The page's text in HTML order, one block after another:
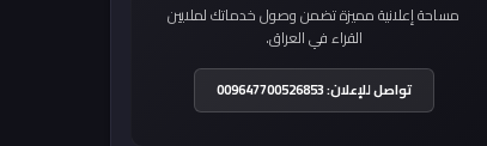
مساحة إعلانية مميزة تضمن وصول خدماتك لملايين
القراء في العراق.
تواصل للإعلان: 009647700526853